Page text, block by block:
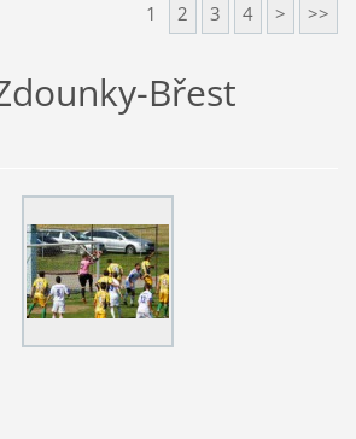
1 2 3 4 > >>
Břest